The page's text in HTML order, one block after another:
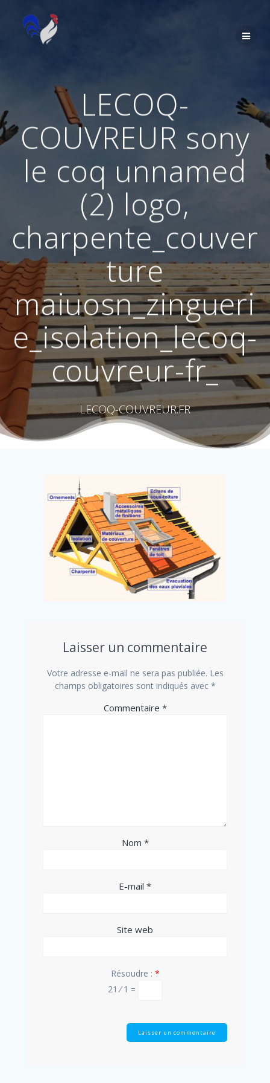
LECOQ-
COUVREUR sony
le coq unnamed
(2) logo,
charpente_couver
ture
maiuosn_zingueri
e_isolation_lecoq-
couvreur-fr_
LECOQ-COUVREUR.FR
Laisser un commentaire
Votre adresse e-mail ne sera pas publiée. Les
champs obligatoires sont indiqués avec *
Commentaire *
Nom *
E-mail *
Site web
Résoudre : *
21 ⁄ 1 =